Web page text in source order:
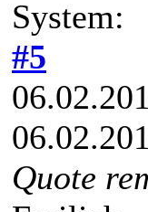
System:
#5
Quote